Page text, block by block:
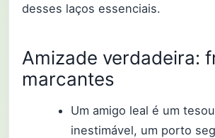
desses laços essenciais.
Amizade verdadeira:
marcantes
Um amigo leal é um
inestimável, um porto